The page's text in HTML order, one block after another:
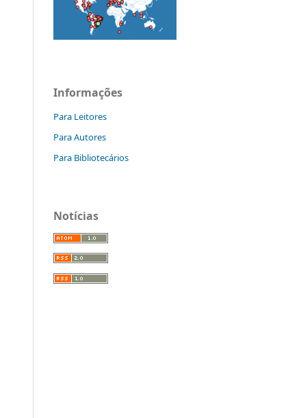
Informações
Para Leitores
Para Autores
Para Bibliotecários
Notícias